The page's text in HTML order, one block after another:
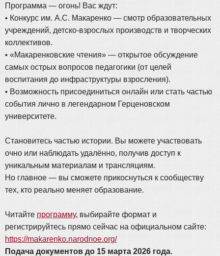
Программа — огонь! Вас ждут:
• Конкурс им. А.С. Макаренко — смотр образовательных
учреждений, детско-взрослых производств и творческих
коллективов.
• «Макаренковские чтения» — открытое обсуждение
самых острых вопросов педагогики (от целей
воспитания до инфраструктуры взросления).
• Возможность присоединиться онлайн или стать частью
события лично в легендарном Герценовском
университете.
Становитесь частью истории. Вы можете участвовать
очно или наблюдать удалённо, получив доступ к
уникальным материалам и трансляциям.
Но главное — вы сможете прикоснуться к сообществу
тех, кто реально меняет образование.
Читайте программу, выбирайте формат и
регистрируйтесь прямо сейчас на официальном сайте:
https://makarenko.narodnoe.org/
Подача документов до 15 марта 2026 года.